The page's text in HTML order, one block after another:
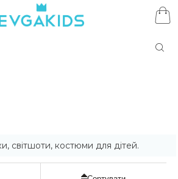
світшоти, костюми для дітей.